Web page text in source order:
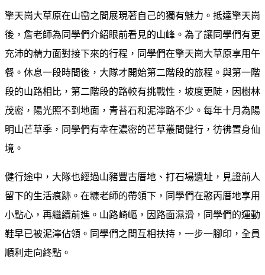
擎天崗大草原在山巒之間展現著自己的獨有魅力。抵達擎天崗
後，詹老師為同學們介紹眼前看見的山峰。為了讓同學們有更
充沛的精力面對接下來的行程，同學們在擎天崗大草原享用午
餐。休息一段時間後，大隊才開始第二階段的旅程。與第一階
段的山路相比，第二階段的路較有挑戰性，坡度更陡，因樹林
茂密，陽光照不到地面，青苔石和泥濘路不少。每年十月為陽
明山芒草季，同學們有幸在濃密的芒草叢間健行，彷彿置身仙
境。
健行途中，大隊也經過山豬豐古厝地、打石場遺址，見證前人
留下的生活痕跡。在糠老師的帶領下，同學們在憨丙厝地享用
小點心，再繼續前進。山路崎嶇，因路面濕滑，同學們的運動
鞋早已被泥濘佔領。同學們之間互相扶持，一步一腳印，全員
順利走向終點。